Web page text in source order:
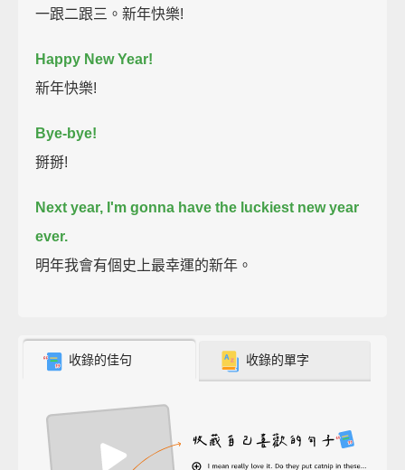
一跟二跟三。新年快樂!
Happy New Year!
新年快樂!
Bye-bye!
掰掰!
Next year, I'm gonna have the luckiest new year
ever.
明年我會有個史上最幸運的新年。
收錄的佳句 收錄的單字